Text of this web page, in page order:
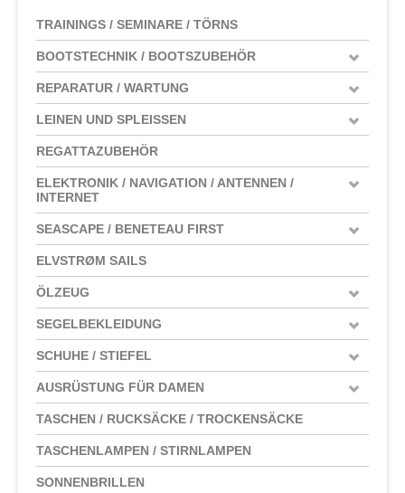
TRAININGS / SEMINARE / TÖRNS
BOOTSTECHNIK / BOOTSZUBEHÖR
REPARATUR / WARTUNG
LEINEN UND SPLEISSEN
REGATTAZUBEHÖR
ELEKTRONIK / NAVIGATION / ANTENNEN /
INTERNET
SEASCAPE / BENETEAU FIRST
ELVSTRØM SAILS
ÖLZEUG
SEGELBEKLEIDUNG
SCHUHE / STIEFEL
AUSRÜSTUNG FÜR DAMEN
TASCHEN / RUCKSÄCKE / TROCKENSÄCKE
TASCHENLAMPEN / STIRNLAMPEN
SONNENBRILLEN